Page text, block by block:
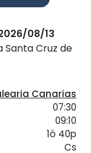
08/13
Santa Cruz de
Canarias
07:30
09:10
1ó 40p
Cs